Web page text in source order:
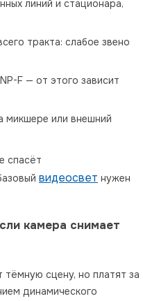
линий и стационара,
тракта: слабое звено
F — от этого зависит
микшере или внешний
спасёт
видеосвет нужен
камера снимает
сцену, но платят за
динамического